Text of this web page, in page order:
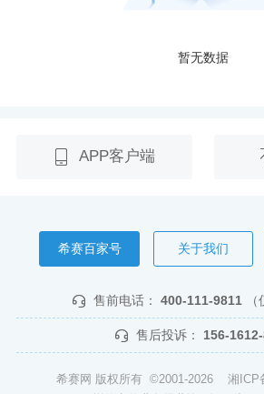
暂无数据
APP客户端
希赛百家号 关于我们
售前电话： 400-111-9811
售后投诉： 156-
希赛网 版权所有 ©2001-2026 湘ICP